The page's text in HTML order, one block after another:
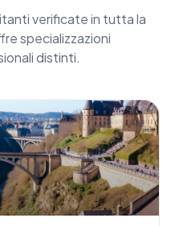
verificate in tutta la
specializzazioni
distinti.